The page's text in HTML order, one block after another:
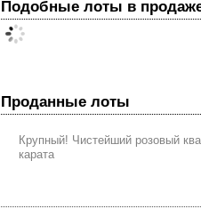
Подобные лоты в
Проданные лоты
Крупный! Чистейший розовый
карата